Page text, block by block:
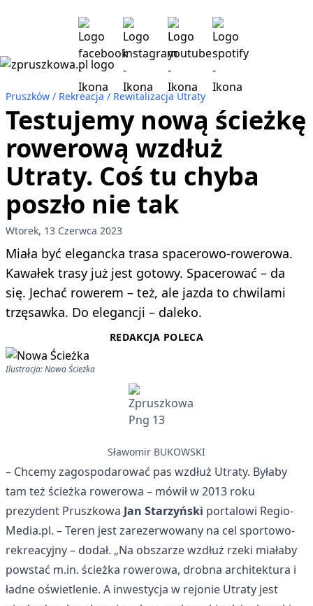
Pruszków Rekreacja Rewitalizacja Utraty
Testujemy nową ścieżkę
rowerową wzdłuż
Utraty. Coś tu chyba
poszło nie tak
Wtorek, 13 Czerwca 2023
Miała być elegancka trasa spacerowo-rowerowa.
Kawałek trasy już jest gotowy. Spacerować – da
się. Jechać rowerem – też, ale jazda to chwilami
trzęsawka. Do elegancji – daleko.
REDAKCJA POLECA
Ilustracja: Nowa Ścieżka
Sławomir BUKOWSKI
– Chcemy zagospodarować pas wzdłuż Utraty. Byłaby
tam też ścieżka rowerowa – mówił w 2013 roku
prezydent Pruszkowa Jan Starzyński portalowi Regio-
Media.pl. – Teren jest zarezerwowany na cel sportowo-
rekreacyjny – dodał. „Na obszarze wzdłuż rzeki miałaby
powstać m.in. ścieżka rowerowa, drobna architektura i
ładne oświetlenie. A inwestycja w rejonie Utraty jest